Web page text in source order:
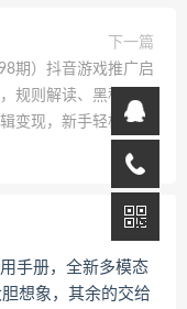
下一篇
期）抖音游戏推广启
规则解读、黑科技搬
变现，新手轻松日赚
手册，全新多模态
想象，其余的交给